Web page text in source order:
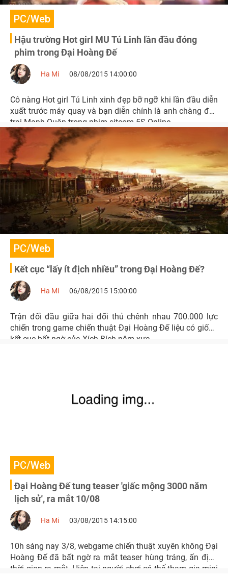
PC/Web
Hậu trường Hot girl MU Tú Linh lần đầu đóng
phim trong Đại Hoàng Đế
Ha Mi 08/08/2015 14:00:00
Cô nàng Hot girl Tú Linh xinh đẹp bỡ ngỡ khi lần đầu diễn
xuất trước máy quay và bạn diễn chính là anh chàng đẹp
trai Mạnh Quân trong phim sitcom 5S Online.
PC/Web
Kết cục “lấy ít địch nhiều” trong Đại Hoàng Đế?
Ha Mi 06/08/2015 15:00:00
Trận đối đầu giữa hai đối thủ chênh nhau 700.000 lực
chiến trong game chiến thuật Đại Hoàng Đế liệu có giống
kết cục bất ngờ của Xích Bích năm xưa.
PC/Web
Đại Hoàng Đế tung teaser 'giấc mộng 3000 năm
lịch sử', ra mắt 10/08
Ha Mi 03/08/2015 14:15:00
10h sáng nay 3/8, webgame chiến thuật xuyên không Đại
Hoàng Đế đã bất ngờ ra mắt teaser hùng tráng, ấn định
thời gian ra mắt. Hiện tại người chơi có thể tham gia mini